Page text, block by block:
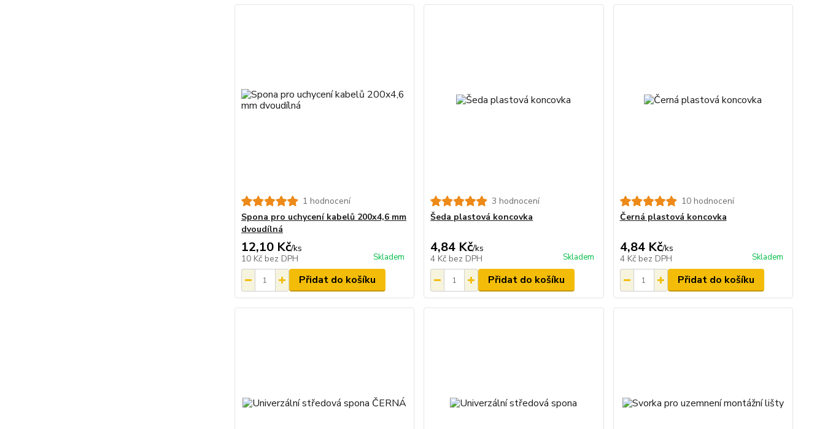
1 hodnocení
Spona pro uchycení kabelů 200x4,6 mm
dvoudílná
12,10 Kč/ks
10 Kč bez DPH Skladem
Přidat do košíku
3 hodnocení
Šeda plastová koncovka
4,84 Kč/ks
4 Kč bez DPH Skladem
Přidat do košíku
10 hodnocení
Černá plastová koncovka
4,84 Kč/ks
4 Kč bez DPH Skladem
Přidat do košíku